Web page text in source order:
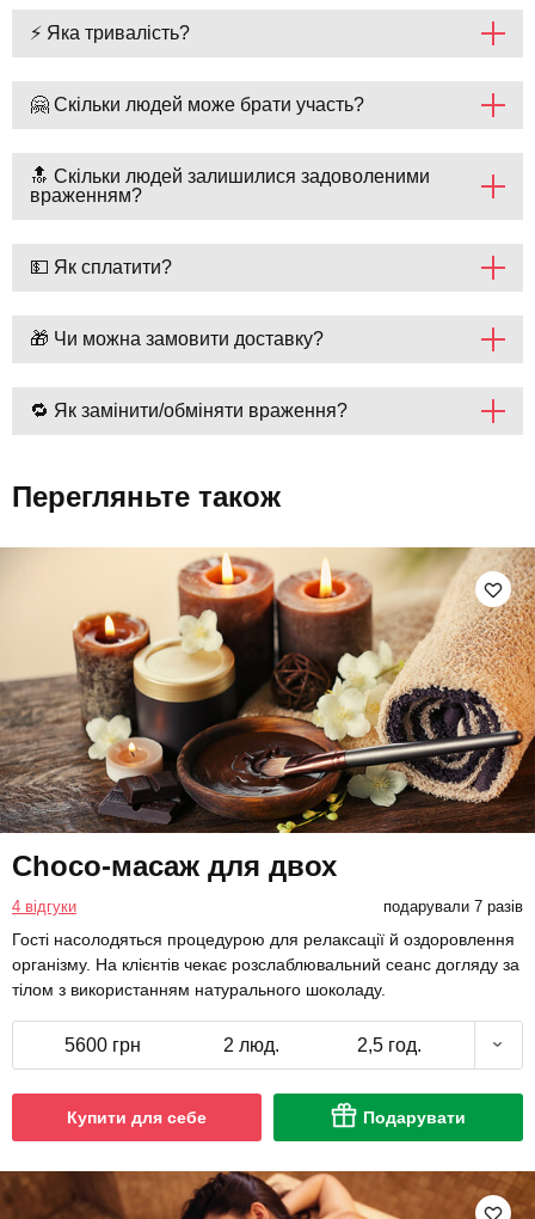
⚡ Яка тривалість?
🤗 Скільки людей може брати участь?
🔝 Скільки людей залишилися задоволеними
враженням?
💵 Як сплатити?
🎁 Чи можна замовити доставку?
🔁 Як замінити/обміняти враження?
Перегляньте також
Choco-масаж для двох
4 відгуки подарували 7 разів
Гості насолодяться процедурою для релаксації й оздоровлення
організму. На клієнтів чекає розслаблювальний сеанс догляду за
тілом з використанням натурального шоколаду.
5600 грн 2 люд. 2,5 год.
Купити для себе Подарувати